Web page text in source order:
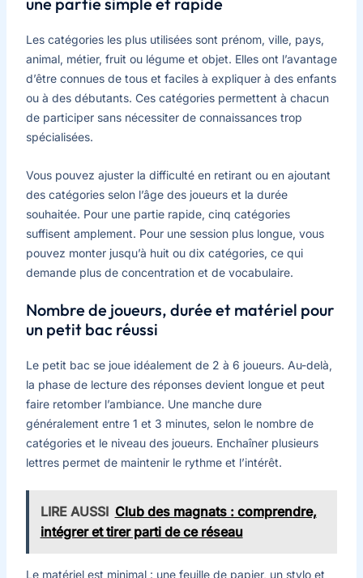
Les catégories les plus utilisées sont prénom, ville, pays,
animal, métier, fruit ou légume et objet. Elles ont l’avantage
d’être connues de tous et faciles à expliquer à des enfants
ou à des débutants. Ces catégories permettent à chacun
de participer sans nécessiter de connaissances trop
spécialisées.
Vous pouvez ajuster la difficulté en retirant ou en ajoutant
des catégories selon l’âge des joueurs et la durée
souhaitée. Pour une partie rapide, cinq catégories
suffisent amplement. Pour une session plus longue, vous
pouvez monter jusqu’à huit ou dix catégories, ce qui
demande plus de concentration et de vocabulaire.
Nombre de joueurs, durée et matériel pour
un petit bac réussi
Le petit bac se joue idéalement de 2 à 6 joueurs. Au-delà,
la phase de lecture des réponses devient longue et peut
faire retomber l’ambiance. Une manche dure
généralement entre 1 et 3 minutes, selon le nombre de
catégories et le niveau des joueurs. Enchaîner plusieurs
lettres permet de maintenir le rythme et l’intérêt.
LIRE AUSSI Club des magnats : comprendre,
intégrer et tirer parti de ce réseau
Le matériel est minimal : une feuille de papier, un stylo et